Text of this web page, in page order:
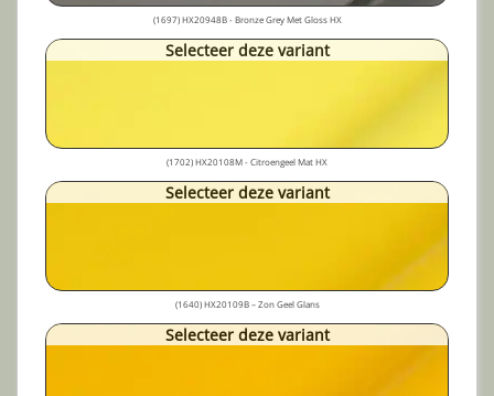
(1697) HX20948B - Bronze Grey Met Gloss HX
Selecteer deze variant
(1702) HX20108M - Citroengeel Mat HX
Selecteer deze variant
(1640) HX20109B – Zon Geel Glans
Selecteer deze variant